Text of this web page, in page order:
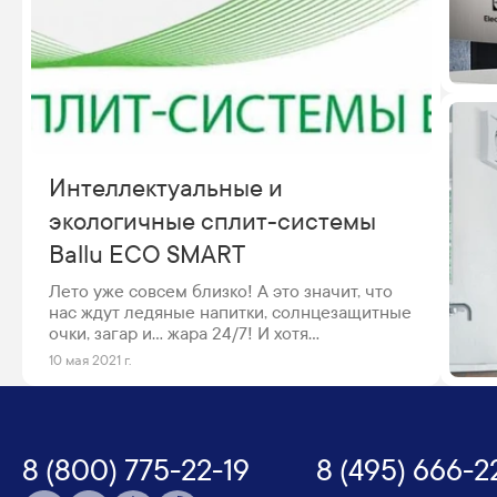
Интеллектуальные и
экологичные сплит-системы
Ballu ECO SMART
Лето уже совсем близко! А это значит, что
нас ждут ледяные напитки, солнцезащитные
очки, загар и… жара 24/7! И хотя
большинство из нас с нетерпением
инверторных «сплитов» ECO SMART.
10 мая 2021 г.
8 (800) 775-22-19 8 (495) 666-